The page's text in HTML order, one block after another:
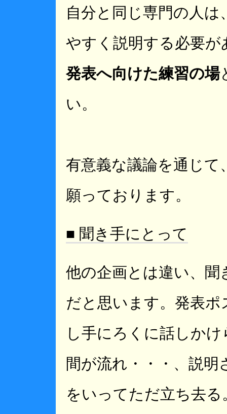
自分と同じ専門の人
やすく説明する必要が
発表へ向けた練習の場
い。
有意義な議論を通じ
願っております。
■ 聞き手にとって
他の企画とは違い、
だと思います。発表
し手にろくに話しか
間が流れ・・・、説
をいってただ立ち去